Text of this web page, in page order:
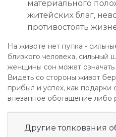
материального
житейских благ,
противостоять
На животе нет пупка -
близкого человека, сильный
женщины сон может означать
Видеть со стороны живот
прибыл и успех, как подарки
внезапное обогащение либо
Другие толкования